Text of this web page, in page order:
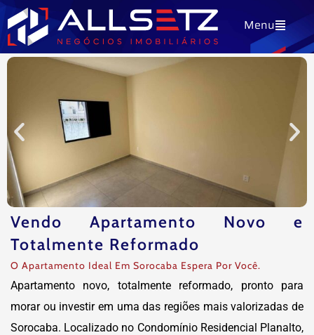
para
o
Menu
Vendo Apartamento Novo e
Totalmente Reformado
O Apartamento Ideal Em Sorocaba Espera Por Você.
Apartamento novo, totalmente reformado, pronto para
morar ou investir em uma das regiões mais valorizadas de
Sorocaba. Localizado no Condomínio Residencial Planalto,